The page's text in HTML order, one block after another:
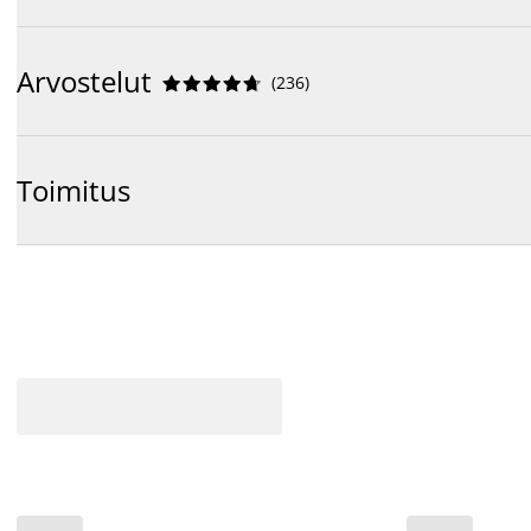
Arvostelut 




 (236)
Toimitus